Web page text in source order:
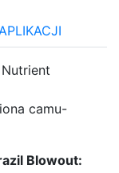
camu-
Blowout: